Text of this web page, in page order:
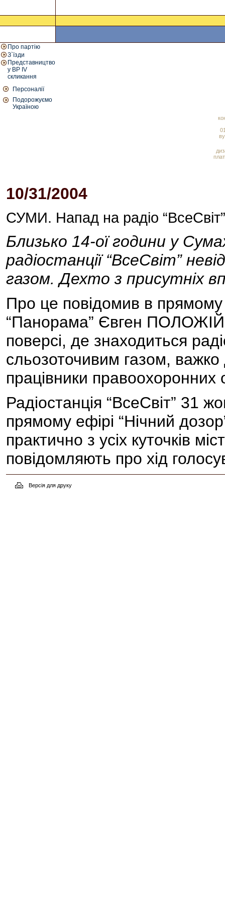
Про партію
З`їзди
Представництво
у ВР IV
скликання
Персоналії
Подорожуємо
Україною
10/31/2004
СУМИ. Напад на радіо “ВсеСвіт”
Близько 14-ої години у
радіостанції “ВсеСвіт”
газом. Дехто з присутніх
Про це повідомив в прямому
“Панорама” Євген
поверсі, де знаходиться
сльозоточивим газом,
працівники правоохоронних
Радіостанція “ВсеСвіт” 31
прямому ефірі “Нічний
практично з усіх куточків
повідомляють про хід
Версія для друку